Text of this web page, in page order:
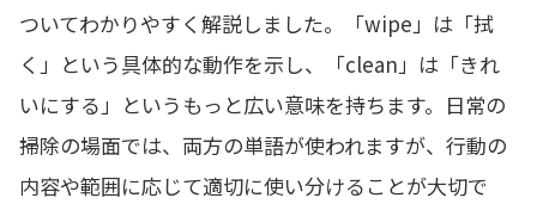
ついてわかりやすく解説しました。「wipe」は「拭
く」という具体的な動作を示し、「clean」は「きれ
いにする」というもっと広い意味を持ちます。日常の
掃除の場面では、両方の単語が使われますが、行動の
内容や範囲に応じて適切に使い分けることが大切で